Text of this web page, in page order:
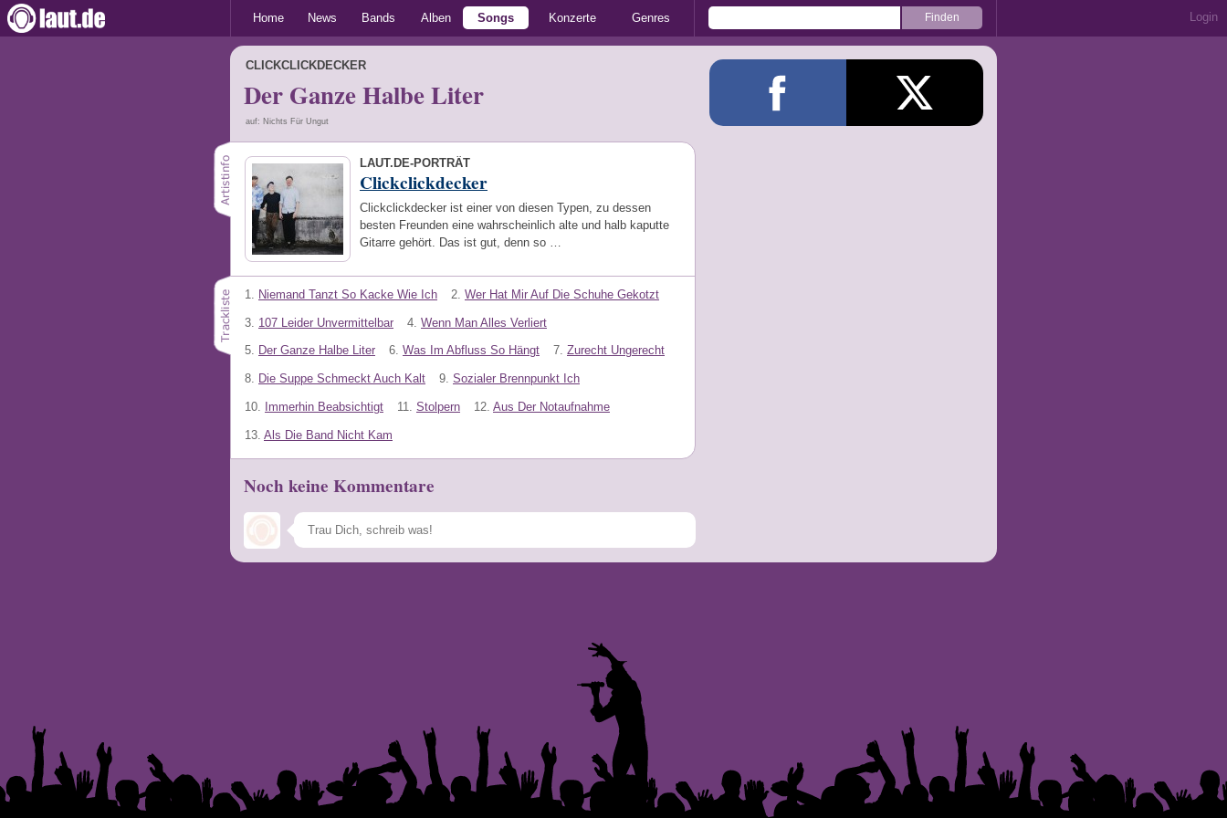
Home News Bands Alben Songs Konzerte Genres Login
CLICKCLICKDECKER
Der Ganze Halbe Liter
auf: Nichts Für Ungut
LAUT.DE-PORTRÄT
Clickclickdecker
Clickclickdecker ist einer von diesen Typen, zu dessen
besten Freunden eine wahrscheinlich alte und halb kaputte
Gitarre gehört. Das ist gut, denn so …
1. Niemand Tanzt So Kacke Wie Ich 2. Wer Hat Mir Auf Die Schuhe Gekotzt
3. 107 Leider Unvermittelbar 4. Wenn Man Alles Verliert
5. Der Ganze Halbe Liter 6. Was Im Abfluss So Hängt 7. Zurecht Ungerecht
8. Die Suppe Schmeckt Auch Kalt 9. Sozialer Brennpunkt Ich
10. Immerhin Beabsichtigt 11. Stolpern 12. Aus Der Notaufnahme
13. Als Die Band Nicht Kam
Noch keine Kommentare
Speichern